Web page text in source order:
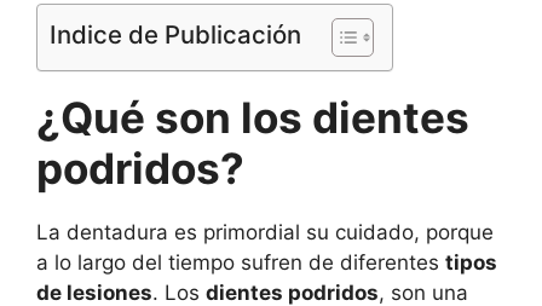
Indice de Publicación
¿Qué son los dientes
podridos?
La dentadura es primordial su cuidado, porque
a lo largo del tiempo sufren de diferentes tipos
de lesiones. Los dientes podridos, son una